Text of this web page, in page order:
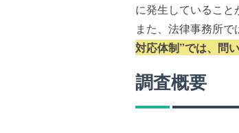
に発生していること
また、法律事務所
対応体制”では、問
調査概要